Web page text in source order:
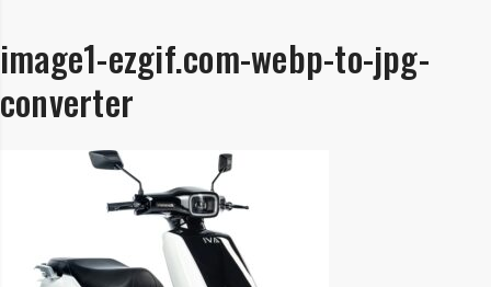
image1-ezgif.com-webp-to-jpg-
converter